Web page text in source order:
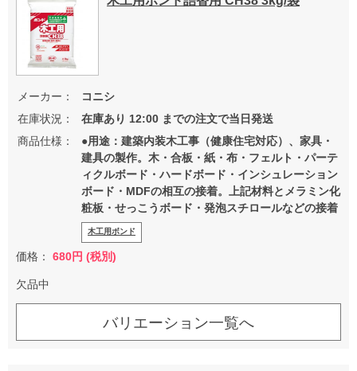
メーカー：
コニシ
在庫状況：
在庫あり 12:00 までの注文で当日発送
商品仕様：
●用途：建築内装木工事（健康住宅対応）、家具・
建具の製作。木・合板・紙・布・フェルト・パーテ
ィクルボード・ハードボード・インシュレーション
ボード・MDFの相互の接着。上記材料とメラミン化
粧板・せっこうボード・発泡スチロールなどの接着
木工用ボンド
価格： 680円 (税別)
欠品中
バリエーション一覧へ